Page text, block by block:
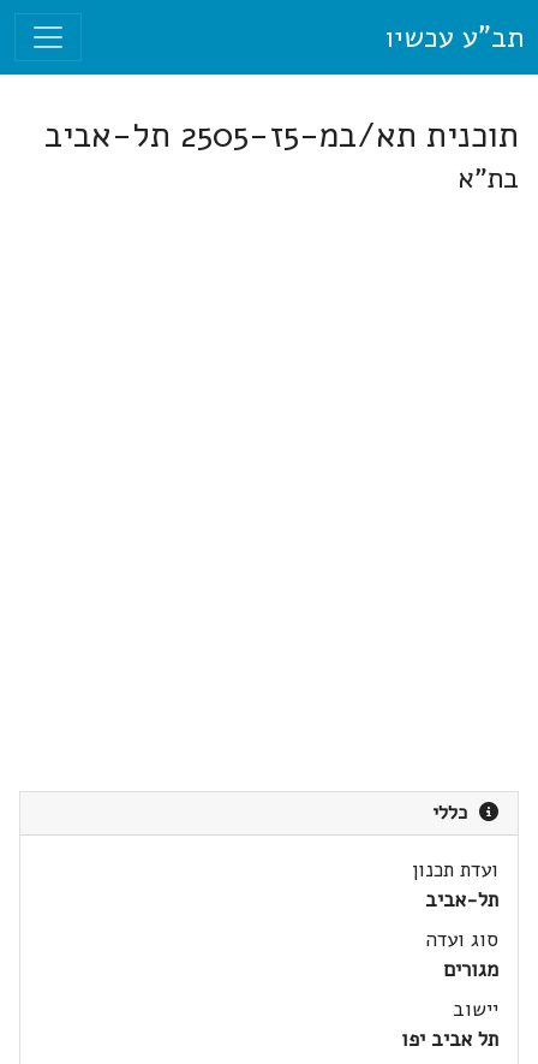
תב"ע עכשיו
תוכנית תא/במ-5ז-2505 תל-אביב
בת"א
כללי
ועדת תכנון
תל-אביב
סוג ועדה
מגורים
יישוב
תל אביב יפו